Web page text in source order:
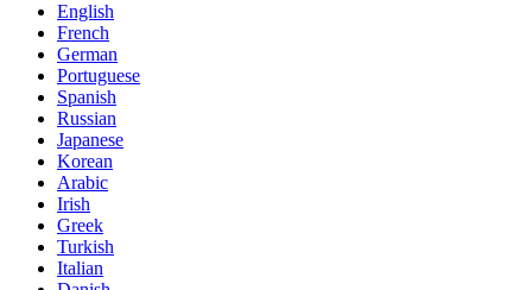
English
French
German
Portuguese
Spanish
Russian
Japanese
Korean
Arabic
Irish
Greek
Turkish
Italian